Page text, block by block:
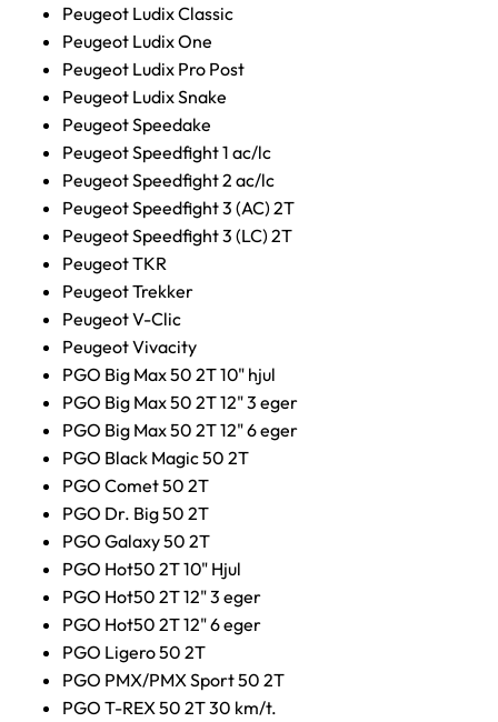
Peugeot Ludix Classic
Peugeot Ludix One
Peugeot Ludix Pro Post
Peugeot Ludix Snake
Peugeot Speedake
Peugeot Speedfight 1 ac/lc
Peugeot Speedfight 2 ac/lc
Peugeot Speedfight 3 (AC) 2T
Peugeot Speedfight 3 (LC) 2T
Peugeot TKR
Peugeot Trekker
Peugeot V-Clic
Peugeot Vivacity
PGO Big Max 50 2T 10" hjul
PGO Big Max 50 2T 12" 3 eger
PGO Big Max 50 2T 12" 6 eger
PGO Black Magic 50 2T
PGO Comet 50 2T
PGO Dr. Big 50 2T
PGO Galaxy 50 2T
PGO Hot50 2T 10" Hjul
PGO Hot50 2T 12" 3 eger
PGO Hot50 2T 12" 6 eger
PGO Ligero 50 2T
PGO PMX/PMX Sport 50 2T
PGO T-REX 50 2T 30 km/t.